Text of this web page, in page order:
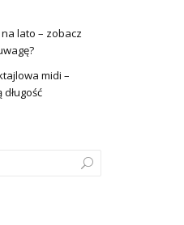
lato – zobacz
midi –